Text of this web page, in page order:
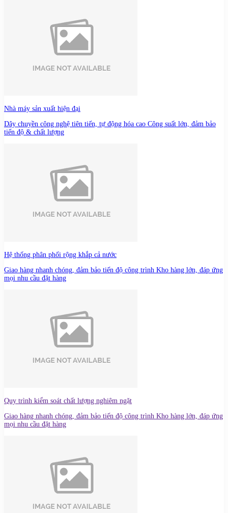
Nhà máy sản xuất hiện đại
Dây chuyền công nghệ tiên tiến, tự động hóa cao Công suất lớn, đảm bảo
tiến độ & chất lượng
Hệ thống phân phối rộng khắp cả nước
Giao hàng nhanh chóng, đảm bảo tiến độ công trình Kho hàng lớn, đáp ứng
mọi nhu cầu đặt hàng
Quy trình kiểm soát chất lượng nghiêm ngặt
Giao hàng nhanh chóng, đảm bảo tiến độ công trình Kho hàng lớn, đáp ứng
mọi nhu cầu đặt hàng